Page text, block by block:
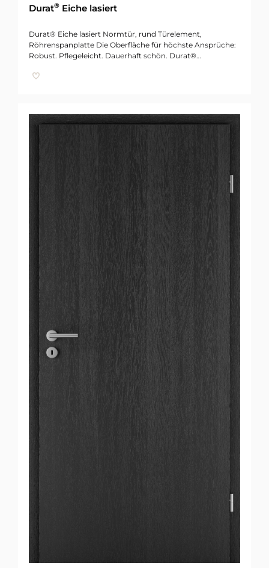
Durat® Eiche lasiert
Durat® Eiche lasiert Normtür, rund Türelement,
Röhrenspanplatte Die Oberfläche für höchste Ansprüche:
Robust. Pflegeleicht. Dauerhaft schön. Durat®…